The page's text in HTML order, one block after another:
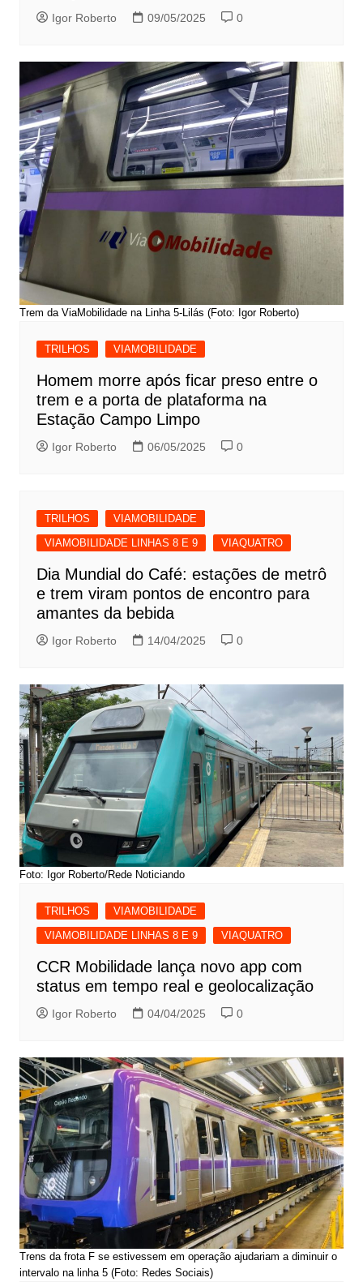
Igor Roberto 09/05/2025 0
Trem da ViaMobilidade na Linha 5-Lilás (Foto: Igor Roberto)
TRILHOS VIAMOBILIDADE
Homem morre após ficar preso entre o
trem e a porta de plataforma na
Estação Campo Limpo
Igor Roberto 06/05/2025 0
TRILHOS
VIAMOBILIDADE
VIAMOBILIDADE LINHAS 8 E 9
VIAQUATRO
Dia Mundial do Café: estações de metrô
e trem viram pontos de encontro para
amantes da bebida
Igor Roberto 14/04/2025 0
Foto: Igor Roberto/Rede Noticiando
TRILHOS
VIAMOBILIDADE
VIAMOBILIDADE LINHAS 8 E 9
VIAQUATRO
CCR Mobilidade lança novo app com
status em tempo real e geolocalização
Igor Roberto 04/04/2025 0
Trens da frota F se estivessem em operação ajudariam a diminuir o
intervalo na linha 5 (Foto: Redes Sociais)